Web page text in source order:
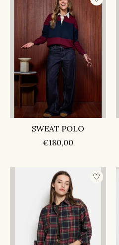
SWEAT POLO
€180,00